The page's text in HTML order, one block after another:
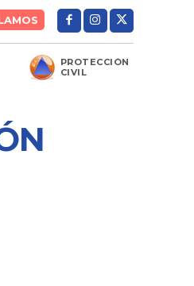
PROTECCIÓN
CIVIL